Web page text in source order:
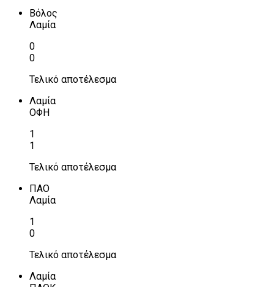
Βόλος
Λαμία
0
0
Τελικό αποτέλεσμα
Λαμία
ΟΦΗ
1
1
Τελικό αποτέλεσμα
ΠΑΟ
Λαμία
1
0
Τελικό αποτέλεσμα
Λαμία